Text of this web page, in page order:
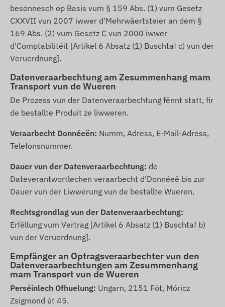
besonnesch op Basis vum § 159 Abs. (1) vum Gesetz
CXXVII vun 2007 iwwer d'Mehrwäertsteier an dem §
169 Abs. (2) vum Gesetz C vun 2000 iwwer
d'Comptabilitéit [Artikel 6 Absatz (1) Buschtaf c) vun der
Veruerdnung].
Datenveraarbechtung am Zesummenhang mam
Transport vun de Wueren
De Prozess vun der Datenveraarbechtung fënnt statt, fir
de bestallte Produit ze liwweren.
Veraarbecht Donnéeën: Numm, Adress, E-Mail-Adress,
Telefonsnummer.
Dauer vun der Datenveraarbechtung: de
Dateverantwortlechen veraarbecht d'Donnéeë bis zur
Dauer vun der Liwwerung vun de bestallte Wueren.
Rechtsgrondlag vun der Datenveraarbechtung:
Erfëllung vum Vertrag [Artikel 6 Absatz (1) Buschtaf b)
vun der Veruerdnung].
Empfänger an Optragsveraarbechter vun den
Datenveraarbechtungen am Zesummenhang
mam Transport vun de Wueren
Perséinlech Ofhuelung: Ungarn, 2151 Fót, Móricz
Zsigmond út 45.